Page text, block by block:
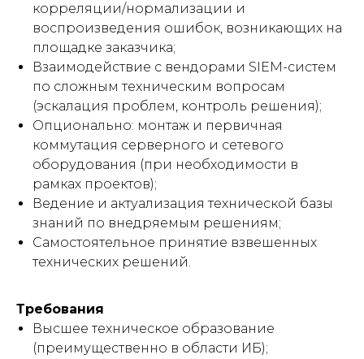
корреляции/нормализации и
воспроизведения ошибок, возникающих на
площадке заказчика;
Взаимодействие с вендорами SIEM-систем
по сложным техническим вопросам
(эскалация проблем, контроль решения);
Опционально: монтаж и первичная
коммутация серверного и сетевого
оборудования (при необходимости в
рамках проектов);
Ведение и актуализация технической базы
знаний по внедряемым решениям;
Самостоятельное принятие взвешенных
технических решений.
Требования
Высшее техническое образование
(преимущественно в области ИБ);